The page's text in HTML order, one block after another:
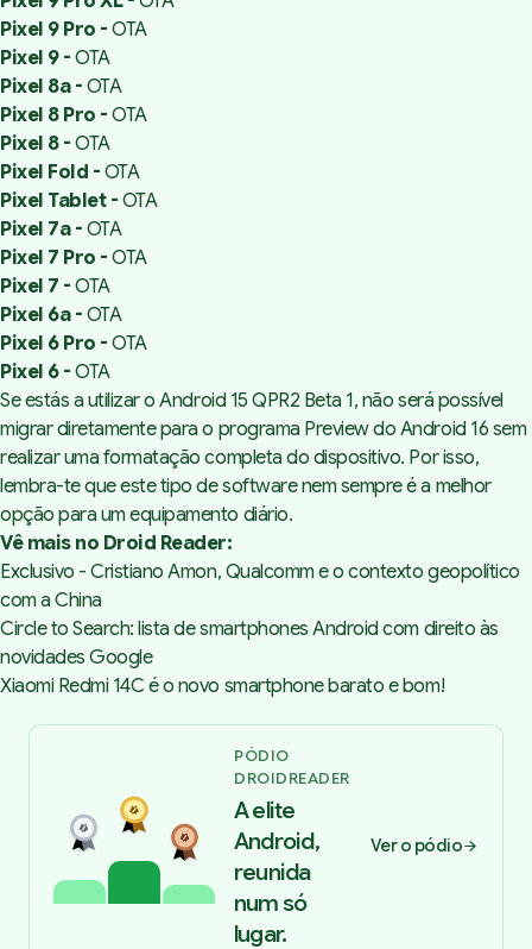
Pixel 9 Pro -OTA
Pixel 9 -OTA
Pixel 8a - OTA
Pixel 8 Pro -OTA
Pixel 8 -OTA
Pixel Fold - OTA
Pixel Tablet - OTA
Pixel 7a - OTA
Pixel 7 Pro -OTA
Pixel 7 -OTA
Pixel 6a - OTA
Pixel 6 Pro -OTA
Pixel 6 -OTA
Se estás a utilizar o Android 15 QPR2 Beta 1, não será possível
migrar diretamente para o programa Preview do Android 16 sem
realizar uma formatação completa do dispositivo. Por isso,
lembra-te que este tipo de software nem sempre é a melhor
opção para um equipamento diário.
Vê mais no Droid Reader:
Exclusivo - Cristiano Amon, Qualcomm e o contexto geopolítico
com a China
Circle to Search: lista de smartphones Android com direito às
novidades Google
Xiaomi Redmi 14C é o novo smartphone barato e bom!
PÓDIO
DROIDREADER
A elite
Android,
reunida
num só
lugar.
Ver o pódio